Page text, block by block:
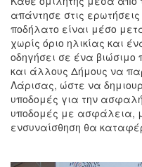
απάντησε στις ερωτήσεις
ποδήλατο είναι μέσο
χωρίς όριο ηλικίας και
οδηγήσει σε ένα
και άλλους Δήμους να
Λάρισας, ώστε να
υποδομές για την
υποδομές με ασφάλεια,
ενσυναίσθηση θα